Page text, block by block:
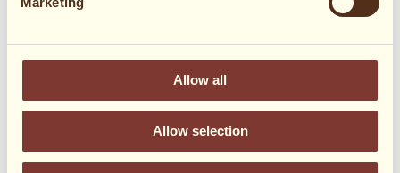
Allow all
Allow selection